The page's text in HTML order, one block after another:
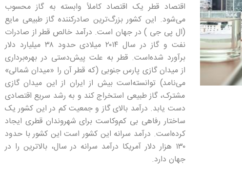
اقتصاد قطر یک اقتصاد کاملاً وابسته به گاز محسوب
می‌شود. این کشور بزرگ‌ترین صادرکننده گاز طبیعی مایع
(ال پی جی ) در جهان است. درآمد خالص قطر از صادرات
نفت و گاز در سال ۲۰۱۴ میلادی حدود ۳۸ میلیارد دلار
برآورد شده‌است. قطر به علت پیش‌دستی در بهره‌برداری
از میدان گازی پارس جنوبی (که قطر آن را «میدان شمالی»
می‌نامد) توانسته‌است بیش از ایران از این میدان گازی
مشترک، گاز طبیعی استخراج کند و به رشد سریع اقتصادی
دست یابد. درآمد بالای گاز و جمعیت کم در این کشور یک
ساختار رفاهی بی کم‌وکاست برای شهروندان قطری ایجاد
کرده‌است. درآمد سرانه این کشور است این کشور با حدود
۱۳۰ هزار دلار آمریکا درآمد سرانه در سال، بالاترین را در
جهان دارد.